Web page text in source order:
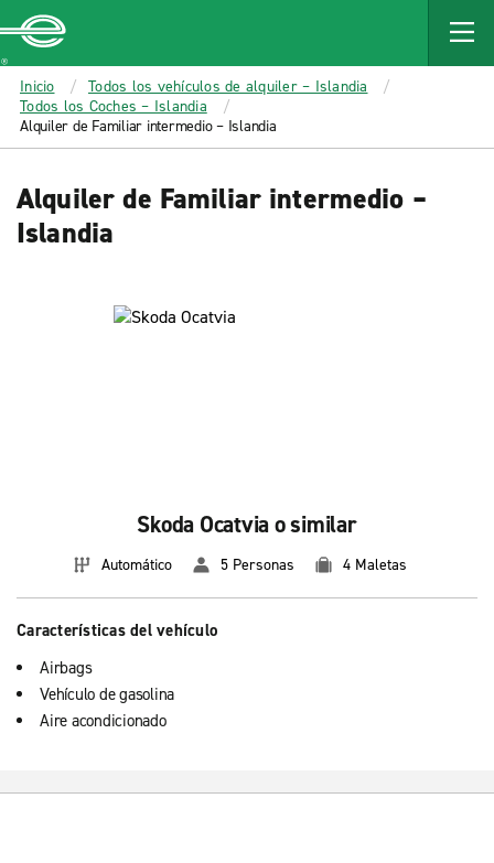
MAIN
CONTENT
Enterprise
Inicio
Todos los vehículos de alquiler – Islandia
Todos los Coches – Islandia
Alquiler de Familiar intermedio – Islandia
Alquiler de Familiar intermedio –
Islandia
Skoda Ocatvia o similar
Automático 5 Personas 4 Maletas
Características del vehículo
Airbags
Vehículo de gasolina
Aire acondicionado